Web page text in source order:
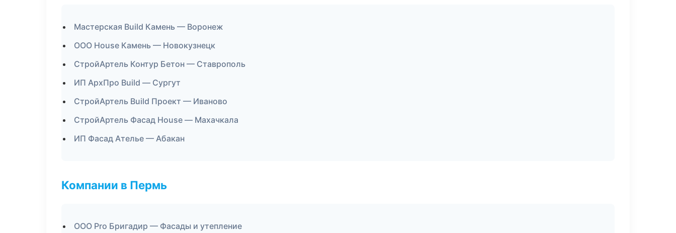
Мастерская Build Камень — Воронеж
ООО House Камень — Новокузнецк
СтройАртель Контур Бетон — Ставрополь
ИП АрхПро Build — Сургут
СтройАртель Build Проект — Иваново
СтройАртель Фасад House — Махачкала
ИП Фасад Ателье — Абакан
Компании в Пермь
ООО Pro Бригадир — Фасады и утепление